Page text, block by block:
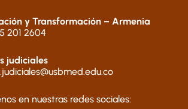
y Transformación – Armenia
201 2604
judiciales
en nuestras redes sociales: